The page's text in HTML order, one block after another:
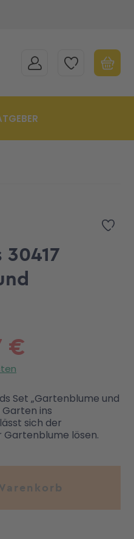
MEIN KONTOMEINE WUNSCHLISTE
Zur
30417
€
Set „Gartenblume und
ins
sich der
lösen.